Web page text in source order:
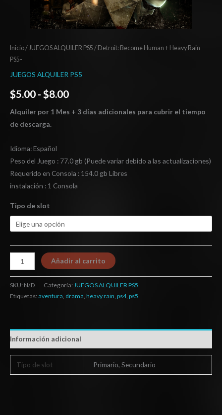
Inicio/ JUEGOS ALQUILER PS5 / Detroit: Become Human + Heavy Rain
PS5-
JUEGOS ALQUILER PS5
$5.00 - $8.00
Alquiler por 1 Mes + 3 días adicionales para cubrir el tiempo
de descarga.
Idioma: Español
Peso del Juego : 77.0 gb (Puede variar debido a las actualizaciones)
Requerido en Consola : 154.0 gb Libres
instalación : 1 Consola
Tipo de slot
Añadir al carrito
SKU: N/D Categoría: JUEGOS ALQUILER PS5
Etiquetas: aventura, drama, heavy rain, ps4, ps5
Información adicional
Tipo de slot Primario, Secundario